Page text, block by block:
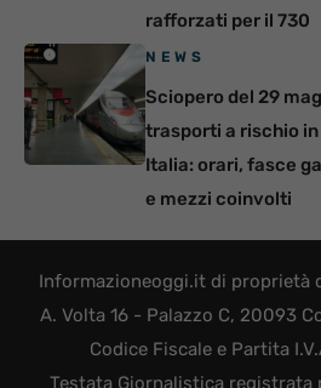
rafforzati per il 730
NEWS
Sciopero del 29
trasporti a rischio
Italia: orari, fasce
e mezzi coinvolti
Informazioneoggi.it di proprietà
A. Volta 16 - Palazzo C, 20093
Codice Fiscale e Partita
Testata Giornalistica registrata